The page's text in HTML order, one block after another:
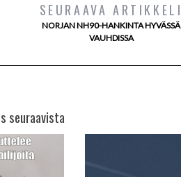
SEURAAVA ARTIKKELI
NORJAN NH90-HANKINTA HYVÄSSÄ
VAUHDISSA
seuraavista